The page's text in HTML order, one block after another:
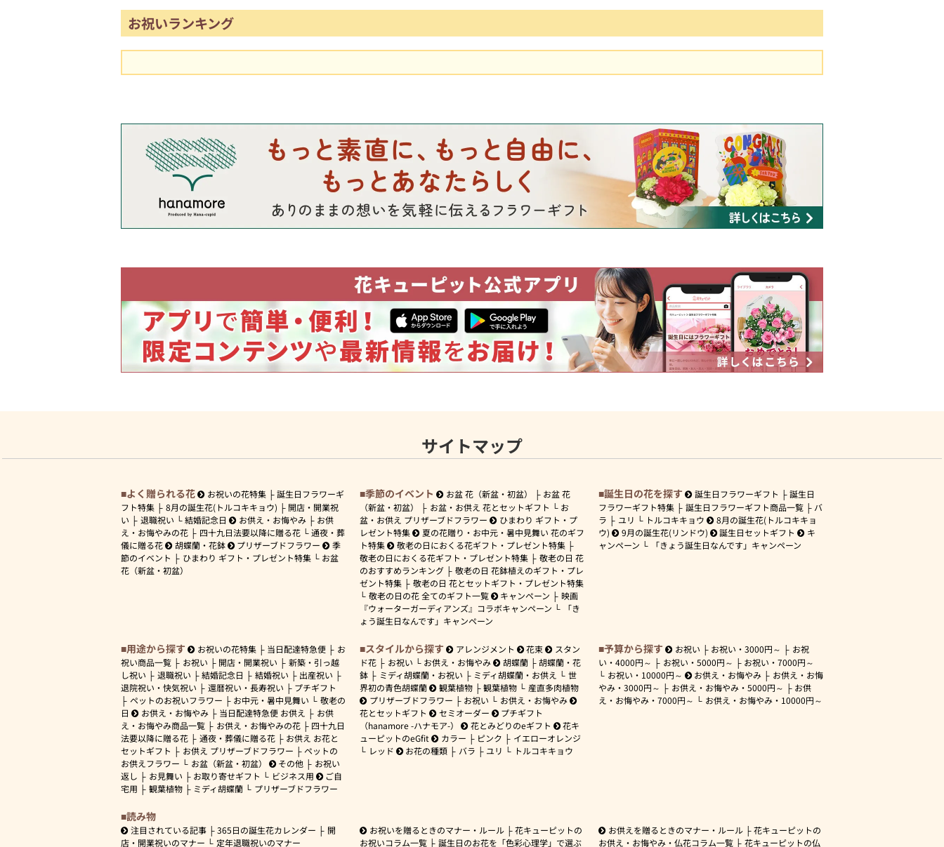
お祝いランキング
サイトマップ
よく贈られる花 お祝いの花特集
誕生日フラワーギ
フト特集
8月の誕生花(トルコキキョウ)
開店・開業祝
い
退職祝い 結婚記念日 お供え・お悔やみ
お供
え・お悔やみの花
四十九日法要以降に贈る花
通夜・葬
儀に贈る花
胡蝶蘭・花鉢 プリザーブドフラワー
季
節のイベント
ひまわり ギフト・プレゼント特集
お盆
花（新盆・初盆）
季節のイベント お盆 花（新盆・初盆）
お盆 花
（新盆・初盆）
お盆・お供え 花とセットギフト
お
盆・お供え プリザーブドフラワー
ひまわり ギフト・プ
レゼント特集
夏の花贈り・お中元・暑中見舞い 花のギフ
ト特集
敬老の日におくる花ギフト・プレゼント特集
敬老の日におくる花ギフト・プレゼント特集
敬老の日 花
のおすすめランキング
敬老の日 花鉢植えのギフト・プレ
ゼント特集
敬老の日 花とセットギフト・プレゼント特集
敬老の日の花 全てのギフト一覧
キャンペーン
映画
『ウォーターガーディアンズ』コラボキャンペーン
「き
ょう誕生日なんです」キャンペーン
誕生日の花を探す 誕生日フラワーギフト
誕生日
フラワーギフト特集
誕生日フラワーギフト商品一覧
バ
ラ
ユリ トルコキキョウ
8月の誕生花(トルコキキョ
ウ)
9月の誕生花(リンドウ) 誕生日セットギフト
キ
ャンペーン
「きょう誕生日なんです」キャンペーン
用途から探す お祝いの花特集 当日配達特急便
お
祝い商品一覧
お祝い 開店・開業祝い
新築・引っ越
し祝い
退職祝い 結婚記念日 結婚祝い
出産祝い
退院祝い・快気祝い
還暦祝い・長寿祝い
プチギフト
ペットのお祝いフラワー
お中元・暑中見舞い
敬老の
日
お供え・お悔やみ 当日配達特急便 お供え
お供
え・お悔やみ商品一覧
お供え・お悔やみの花
四十九日
法要以降に贈る花
通夜・葬儀に贈る花
お供え お花と
セットギフト
お供え プリザーブドフラワー
ペットの
お供えフラワー
お盆（新盆・初盆） その他
お祝い
返し
お見舞い お取り寄せギフト ビジネス用
ご自
宅用
観葉植物 ミディ胡蝶蘭 プリザーブドフラワー
スタイルから探す アレンジメント 花束
スタン
ド花
お祝い お供え・お悔やみ 胡蝶蘭
胡蝶蘭・花
鉢
ミディ胡蝶蘭・お祝い ミディ胡蝶蘭・お供え
世
界初の青色胡蝶蘭
観葉植物 観葉植物
産直多肉植物
プリザーブドフラワー
お祝い
お供え・お悔やみ
花とセットギフト
セミオーダー
プチギフト
（hanamore -ハナモア-）
花とみどりのeギフト
花キ
ューピットのeGfit
カラー ピンク
イエローオレンジ
レッド
お花の種類 バラ ユリ トルコキキョウ
予算から探す お祝い お祝い・3000円～
お祝
い・ 4000円～ お祝い・ 5000円～ お祝い・7000円～
お祝い・ 10000円～ お供え・お悔やみ
お供え・お悔
やみ・ 3000円～ お供え・お悔やみ・ 5000円～
お供
え・お悔やみ・ 7000円～ お供え・お悔やみ・ 10000円～
読み物
注目されている記事 365日の誕生花カレンダー
開
店・開業祝いのマナー
定年退職祝いのマナー
お祝いを贈るときのマナー・ルール
花キューピットの
お祝いコラム一覧
誕生日のお花を「色彩心理学」で選ぶ
お供えを贈るときのマナー・ルール
花キューピットの
お供え・お悔やみ・仏花コラム一覧
花キューピットの仏